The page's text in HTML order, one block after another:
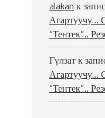
alakan к
Агартуучу…
“Тентек”…
Гүлзатк
Агартуучу…
“Тентек”…